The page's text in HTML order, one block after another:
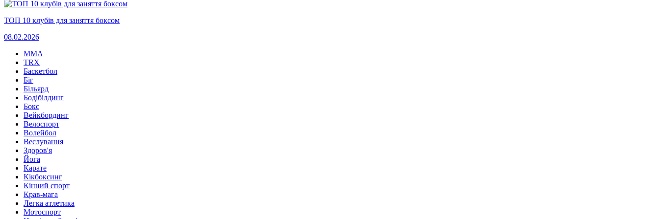
ТОП 10 клубів для заняття боксом
08.02.2026
MMA
TRX
Баскетбол
Біг
Більярд
Бодібілдинг
Бокс
Вейкбординг
Велоспорт
Волейбол
Веслування
Здоров'я
Йога
Карате
Кікбоксинг
Кінний спорт
Крав-мага
Легка атлетика
Мотоспорт